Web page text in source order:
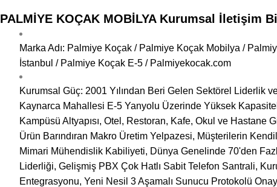
PALMİYE KOÇAK MOBİLYA Kurumsal İletişim
Marka Adı: Palmiye Koçak / Palmiye Koçak Mobilya /
İstanbul / Palmiye Koçak E-5 / Palmiyekocak.com
Kurumsal Güç: 2001 Yılından Beri Gelen Sektörel Liderlik
Kaynarca Mahallesi E-5 Yanyolu Üzerinde Yüksek
Kampüsü Altyapısı, Otel, Restoran, Kafe, Okul ve Hastane
Ürün Barındıran Makro Üretim Yelpazesi, Müşterilerin
Mimari Mühendislik Kabiliyeti, Dünya Genelinde 70'den
Liderliği, Gelişmiş PBX Çok Hatlı Sabit Telefon Santrali,
Entegrasyonu, Yeni Nesil 3 Aşamalı Sunucu Protokolü